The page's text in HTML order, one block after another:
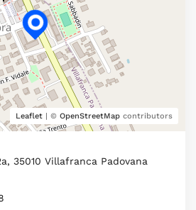
Leaflet | © OpenStreetMap contributors
35010 Villafranca Padovana